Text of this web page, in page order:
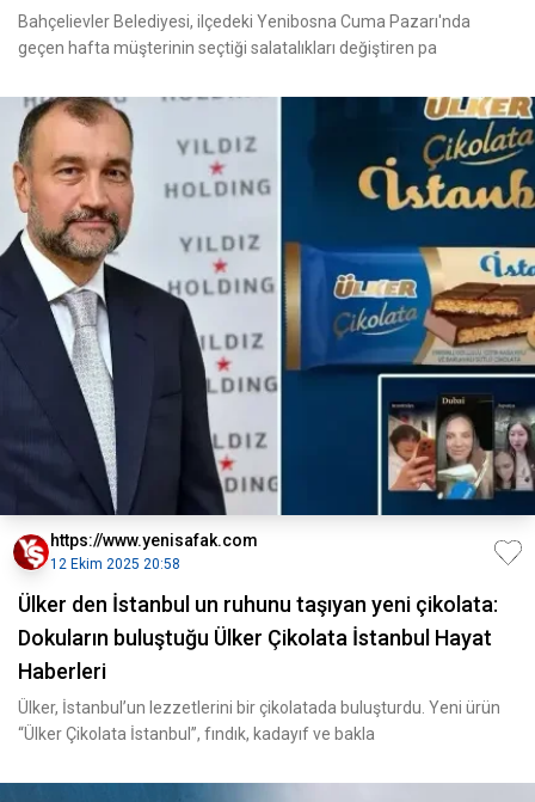
Bahçelievler Belediyesi, ilçedeki Yenibosna Cuma Pazarı'nda
geçen hafta müşterinin seçtiği salatalıkları değiştiren pa
https://www.yenisafak.com
12 Ekim 2025 20:58
Ülker den İstanbul un ruhunu taşıyan yeni çikolata:
Dokuların buluştuğu Ülker Çikolata İstanbul Hayat
Haberleri
Ülker, İstanbul’un lezzetlerini bir çikolatada buluşturdu. Yeni ürün
“Ülker Çikolata İstanbul”, fındık, kadayıf ve bakla